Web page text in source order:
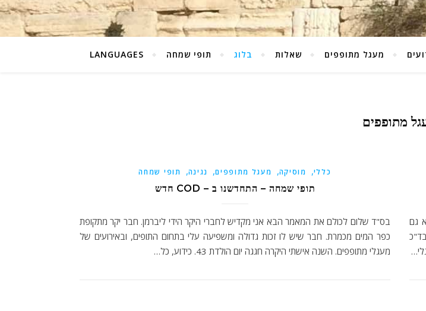
מעגל מתופפים שאלות בלוג תופי שמחה LANGUAGES
מתופפים
גם
כללי, מוסיקה, מעגל מתופפים, נגינה, תופי שמחה
תופי שמחה – התחדשנו ב – COD חדש
בס"ד שלום לכולם את המאמר הבא אני מקדיש לחברי היקר הידי ליברמן. חבר יקר מתקופת
כפר המים מכמרת. חבר שיש לו זכות גדולה ומשפיעה עלי בתחום התופים, ובאירועים של
מעגלי מתופפים. השנה אישתי היקרה חגגה יום הולדת 43. כידוע, כל…